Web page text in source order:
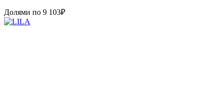
Долями по 9 103₽